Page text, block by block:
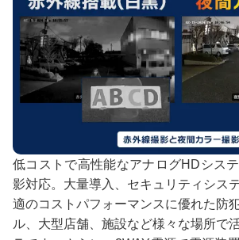
低コストで高性能なアナログHDシス
影対応。大量導入、セキュリティシス
適のコストパフォーマンスに優れた防
ル、大型店舗、施設など様々な場所で